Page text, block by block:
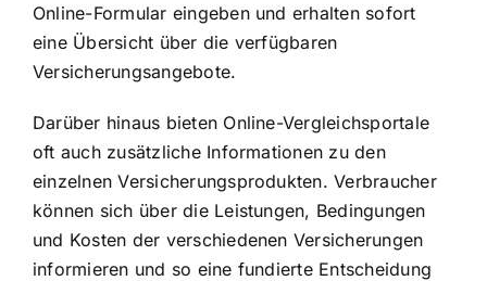
Online-Formular eingeben und erhalten sofort
eine Übersicht über die verfügbaren
Versicherungsangebote.
Darüber hinaus bieten Online-Vergleichsportale
oft auch zusätzliche Informationen zu den
einzelnen Versicherungsprodukten. Verbraucher
können sich über die Leistungen, Bedingungen
und Kosten der verschiedenen Versicherungen
informieren und so eine fundierte Entscheidung